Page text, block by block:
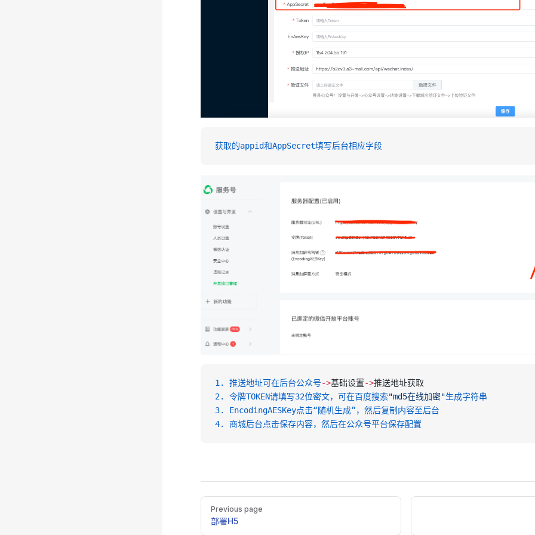
获取的appid和AppSecret填写后台相应字段
1. 推送地址可在后台公众号->基础设置->推送地址获取
2.
令牌TOKEN请填写32位密文，可在百度搜索"md5在线加密"生成字符串
3.
EncodingAESKey点击“随机生成”，然后复制内容至后台
4.
商城后台点击保存内容，然后在公众号平台保存配置
Pager
Previous page
部署H5